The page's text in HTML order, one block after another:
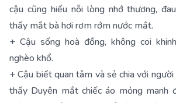
cậu cũng hiểu nỗi lòng nhớ thương,
thấy mắt bà hơi rơm rớm nước mắt.
+ Cậu sống hoà đồng, không coi
nghèo khổ.
+ Cậu biết quan tâm và sẻ chia với
thấy Duyên mắt chiếc áo mỏng manh